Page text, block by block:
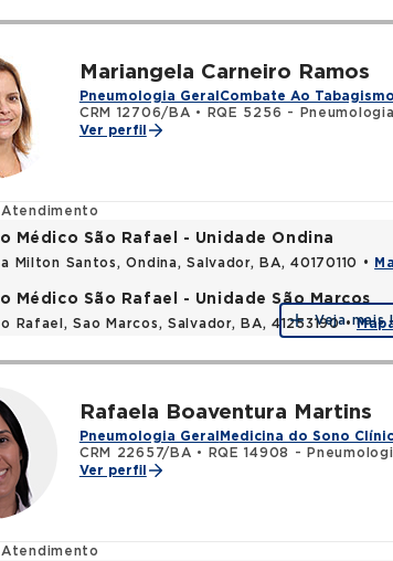
Mariangela Carneiro Ramos
Pneumologia Geral Combate Ao Tabagismo
CRM 12706/BA •
RQE 5256 - Pneumologia
Ver perfil
Médico São Rafael - Unidade Ondina
Milton Santos, Ondina, Salvador, BA, 40170110 •
Médico São Rafael - Unidade São Marcos
Rafael, Sao Marcos, Salvador, BA, 41253190 •
Veja mais
Rafaela Boaventura Martins
Pneumologia Geral Medicina do Sono
CRM 22657/BA •
RQE 14908 -
Ver perfil